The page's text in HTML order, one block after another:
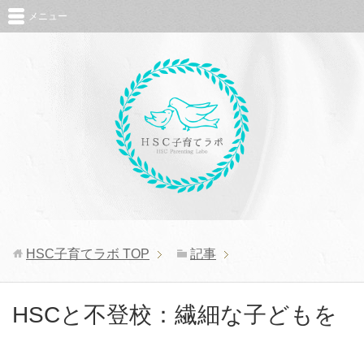
メニュー
HSC子育てラボ TOP 記事
HSCと不登校：繊細な子どもを